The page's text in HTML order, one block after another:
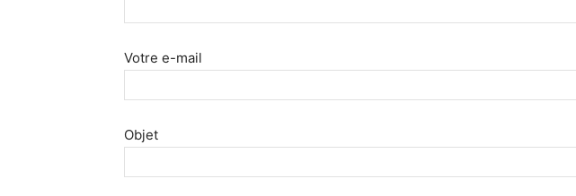
Votre e-mail
Objet